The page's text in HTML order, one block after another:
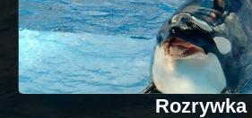
Rozrywka